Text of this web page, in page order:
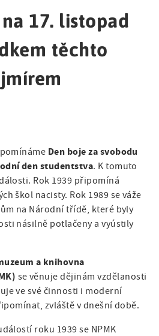
17. listopad
těchto
Den boje za svobodu
den studentstva. K tomuto
Rok 1939 připomíná
škol nacisty. Rok 1989 se váže
na Národní třídě, které byly
násilně potlačeny a vyústily
a knihovna
se věnuje dějinám vzdělanosti
ve své činnosti i moderní
zvláště v dnešní době.
roku 1939 se NPMK